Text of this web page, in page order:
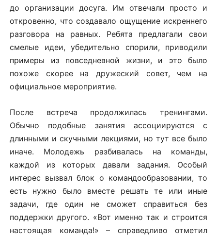
до организации досуга. Им отвечали просто и
откровенно, что создавало ощущение искреннего
разговора на равных. Ребята предлагали свои
смелые идеи, убедительно спорили, приводили
примеры из повседневной жизни, и это было
похоже скорее на дружеский совет, чем на
официальное мероприятие.
После встреча продолжилась тренингами.
Обычно подобные занятия ассоциируются с
длинными и скучными лекциями, но тут все было
иначе. Молодежь разбивалась на команды,
каждой из которых давали задания. Особый
интерес вызвал блок о командообразовании, то
есть нужно было вместе решать те или иные
задачи, где один не сможет справиться без
поддержки другого. «Вот именно так и строится
настоящая команда!» – справедливо отметил